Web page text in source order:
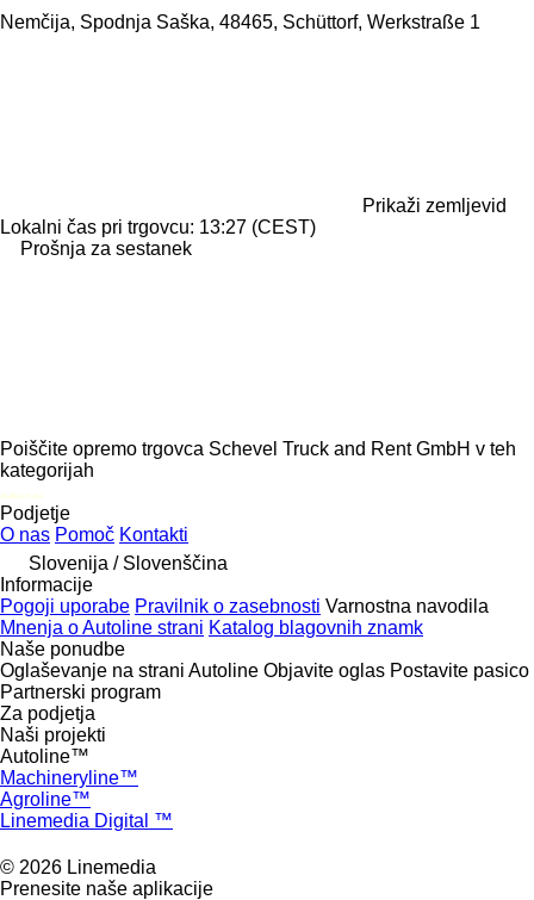
Nemčija, Spodnja Saška, 48465, Schüttorf, Werkstraße 1
Prikaži zemljevid
Lokalni čas pri trgovcu: 13:27 (CEST)
Prošnja za sestanek
Poiščite opremo trgovca Schevel Truck and Rent GmbH v teh
kategorijah
disallow-in-dsa
Podjetje
O nas Pomoč Kontakti
Slovenija / Slovenščina
Informacije
Pogoji uporabe Pravilnik o zasebnosti Varnostna navodila
Mnenja o Autoline strani Katalog blagovnih znamk
Naše ponudbe
Oglaševanje na strani Autoline Objavite oglas Postavite pasico
Partnerski program
Za podjetja
Naši projekti
Autoline™
Machineryline™
Agroline™
Linemedia Digital ™
© 2026 Linemedia
Prenesite naše aplikacije